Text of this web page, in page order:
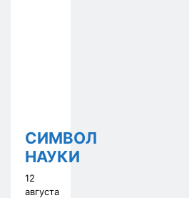
СИМВОЛ
НАУКИ
12
августа